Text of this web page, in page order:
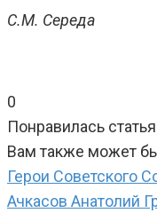
С.М. Середа
0
Понравилась
Вам также может
Герои Советского
Ачкасов Анатолий